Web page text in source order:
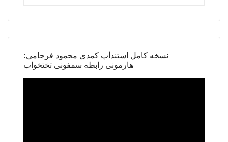
نسخه کامل استندآپ کمدی محمود فرجامی:
هارمونی رابطه سمفونی تختخواب